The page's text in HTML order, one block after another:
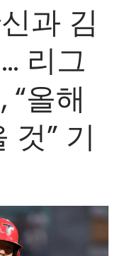
과 김
리그
“올해
것” 기